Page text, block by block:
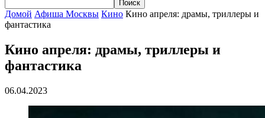
Домой Афиша Москвы Кино Кино апреля: драмы, триллеры и
фантастика
Кино апреля: драмы, триллеры и
фантастика
06.04.2023